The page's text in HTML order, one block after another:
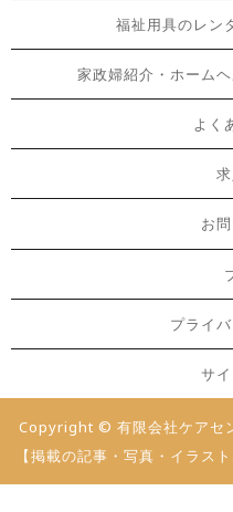
福祉用具のレン
家政婦紹介・ホーム
よく
お
プライ
サ
Copyright © 有限会社ケアセ
【掲載の記事・写真・イラス